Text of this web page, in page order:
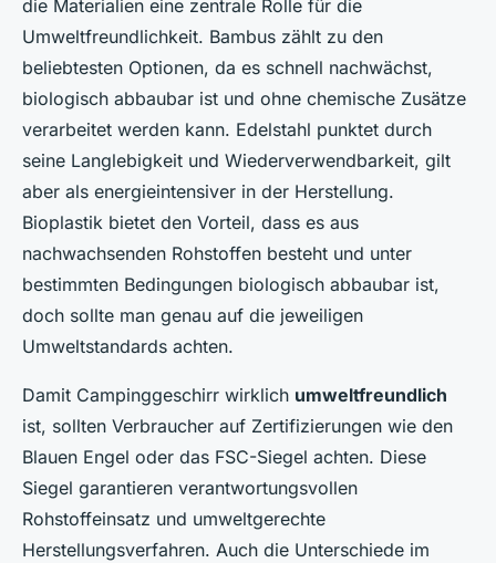
die Materialien eine zentrale Rolle für die
Umweltfreundlichkeit. Bambus zählt zu den
beliebtesten Optionen, da es schnell nachwächst,
biologisch abbaubar ist und ohne chemische Zusätze
verarbeitet werden kann. Edelstahl punktet durch
seine Langlebigkeit und Wiederverwendbarkeit, gilt
aber als energieintensiver in der Herstellung.
Bioplastik bietet den Vorteil, dass es aus
nachwachsenden Rohstoffen besteht und unter
bestimmten Bedingungen biologisch abbaubar ist,
doch sollte man genau auf die jeweiligen
Umweltstandards achten.
Damit Campinggeschirr wirklich umweltfreundlich
ist, sollten Verbraucher auf Zertifizierungen wie den
Blauen Engel oder das FSC-Siegel achten. Diese
Siegel garantieren verantwortungsvollen
Rohstoffeinsatz und umweltgerechte
Herstellungsverfahren. Auch die Unterschiede im